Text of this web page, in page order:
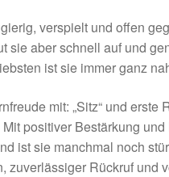
verspielt und offen
sie aber schnell auf und
ist sie immer ganz
mit: „Sitz“ und erste
positiver Bestärkung
ist sie manchmal noch
zuverlässiger Rückruf und